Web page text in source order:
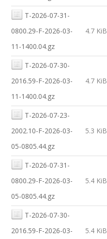
T-2026-07-31-
0800.29-F-2026-03-
11-1400.04.gz
4.7 KiB
T-2026-07-30-
2016.59-F-2026-03-
11-1400.04.gz
4.7 KiB
T-2026-07-23-
2002.10-F-2026-03-
05-0805.44.gz
5.3 KiB
T-2026-07-31-
0800.29-F-2026-03-
05-0805.44.gz
5.4 KiB
T-2026-07-30-
2016.59-F-2026-03-
5.4 KiB